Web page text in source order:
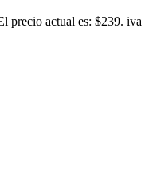
precio actual es: $239. iva